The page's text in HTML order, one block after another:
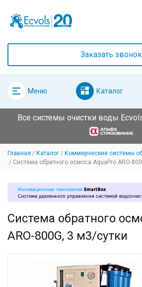
Заказать звонок
Меню Каталог
Все системы очистки воды
Главная Каталог
Коммерческие системы
Система обратного осмоса AquaPro ARO-
Система обратного
ARO-800G, 3 м3/сутки